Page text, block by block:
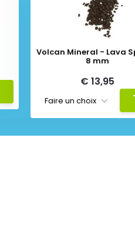
Volcan Mineral - Lava
8 mm
€ 13,95